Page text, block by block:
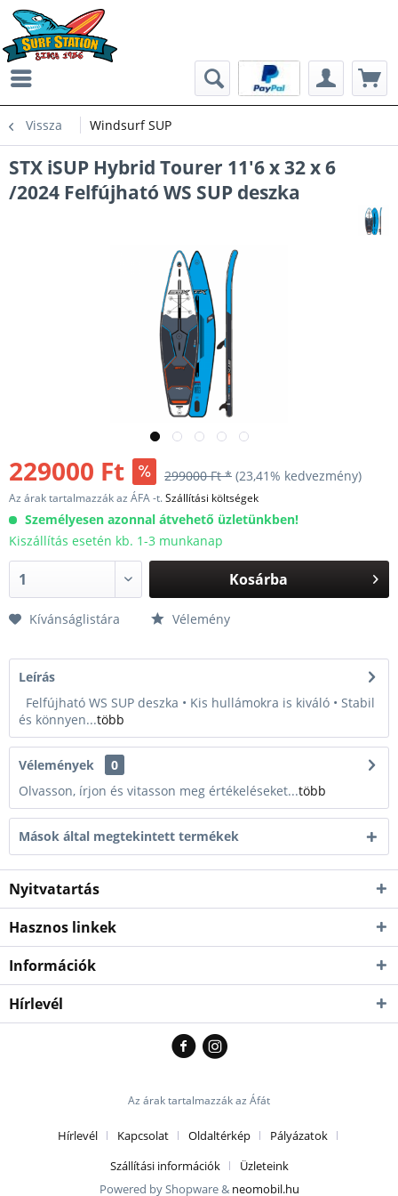
Vissza Windsurf SUP
STX iSUP Hybrid Tourer 11'6 x 32 x 6
/2024 Felfújható WS SUP deszka
229000 Ft 299000 Ft * (23,41% kedvezmény)
Az árak tartalmazzák az ÁFA -t.Szállítási költségek
Személyesen azonnal átvehető üzletünkben!
Kiszállítás esetén kb. 1-3 munkanap
Kosárba
Kívánságlistára Vélemény
Leírás
Felfújható WS SUP deszka • Kis hullámokra is kiváló • Stabil
és könnyen...több
Vélemények
0
Olvasson, írjon és vitasson meg értékeléseket...több
Mások által megtekintett termékek
Nyitvatartás
Hasznos linkek
Információk
Hírlevél
Az árak tartalmazzák az Áfát
Hírlevél Kapcsolat Oldaltérkép
Pályázatok
Szállítási információk
Üzleteink
Powered by Shopware & neomobil.hu